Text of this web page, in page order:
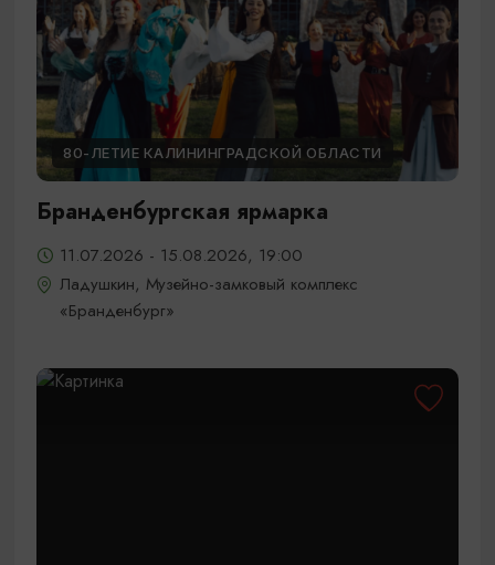
80-ЛЕТИЕ КАЛИНИНГРАДСКОЙ ОБЛАСТИ
Бранденбургская ярмарка
11.07.2026 - 15.08.2026, 19:00
Ладушкин, Музейно-замковый комплекс
«Бранденбург»